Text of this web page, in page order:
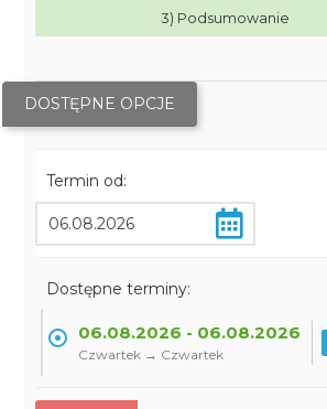
3) Podsumowanie
DOSTĘPNE OPCJE
Termin od:
Dostępne terminy:
06.08.2026 - 06.08.2026
Czwartek → Czwartek